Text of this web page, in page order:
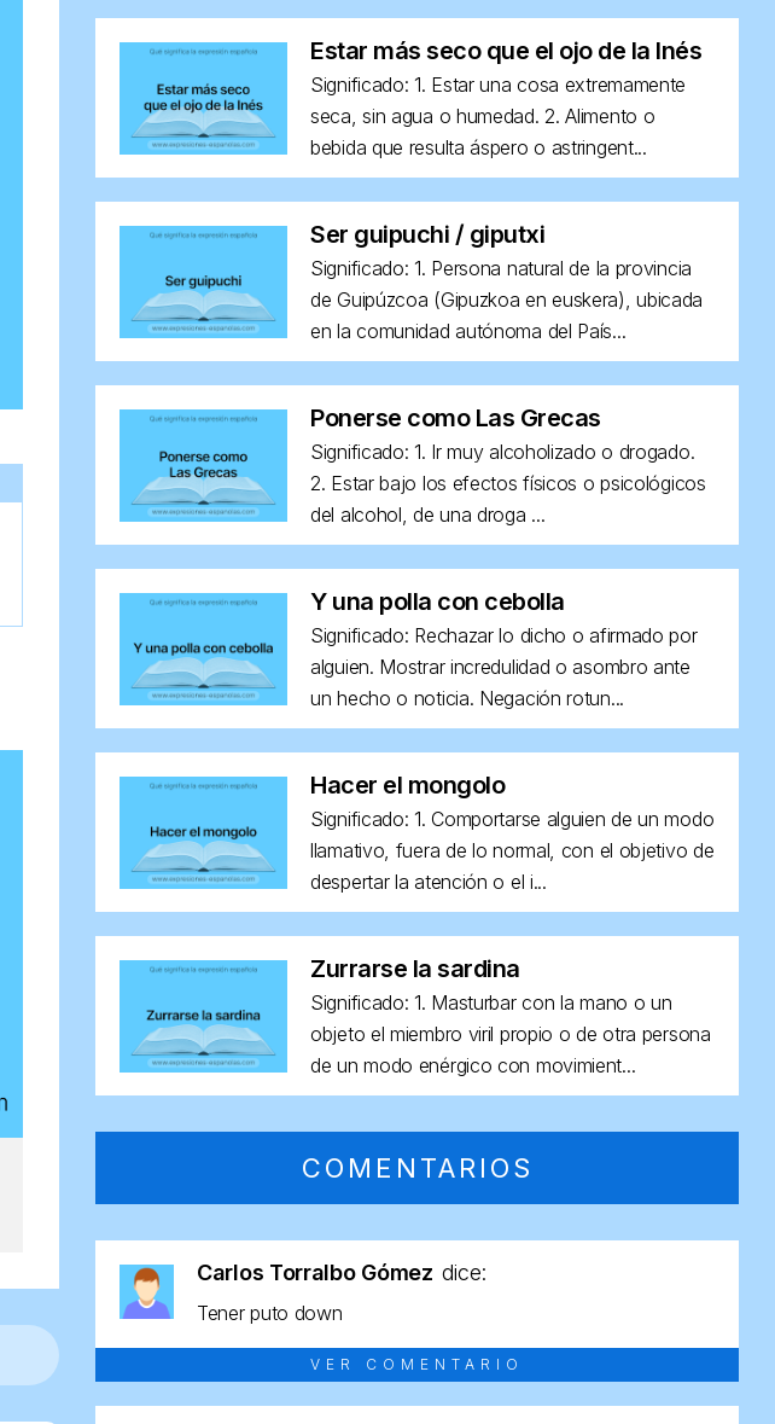
Estar más seco que el ojo de la Inés
Significado: 1. Estar una cosa extremamente
seca, sin agua o humedad. 2. Alimento o
bebida que resulta áspero o astringent...
Ser guipuchi / giputxi
Significado: 1. Persona natural de la provincia
de Guipúzcoa (Gipuzkoa en euskera), ubicada
en la comunidad autónoma del País...
Ponerse como Las Grecas
Significado: 1. Ir muy alcoholizado o drogado.
2. Estar bajo los efectos físicos o psicológicos
del alcohol, de una droga ...
Y una polla con cebolla
Significado: Rechazar lo dicho o afirmado por
alguien. Mostrar incredulidad o asombro ante
un hecho o noticia. Negación rotun...
Hacer el mongolo
Significado: 1. Comportarse alguien de un modo
llamativo, fuera de lo normal, con el objetivo de
despertar la atención o el i...
Zurrarse la sardina
Significado: 1. Masturbar con la mano o un
objeto el miembro viril propio o de otra persona
de un modo enérgico con movimient...
COMENTARIOS
Carlos Torralbo Gómez dice:
Tener puto down
VER COMENTARIO